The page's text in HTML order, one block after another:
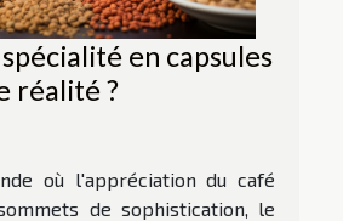
en capsules
réalité ?
où l'appréciation du café
de sophistication, le